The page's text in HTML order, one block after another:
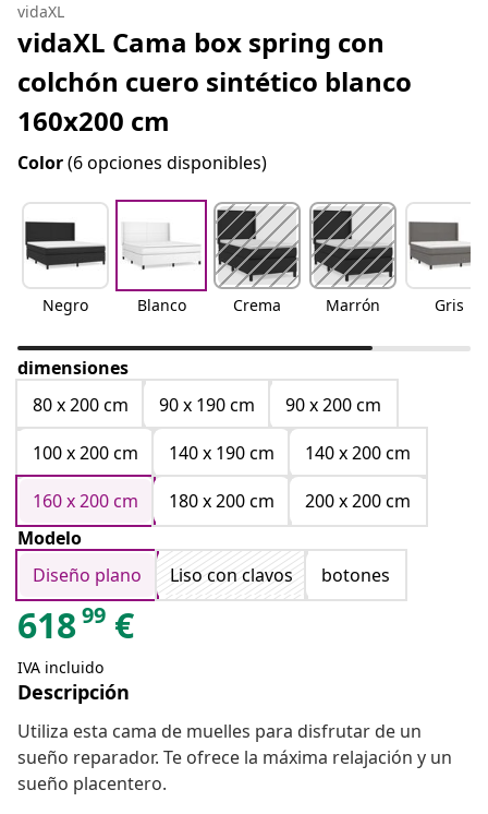
vidaXL
vidaXL Cama box spring con
colchón cuero sintético blanco
160x200 cm
Color(6 opciones disponibles)
Negro Blanco Crema Marrón Gris
dimensiones
80 x 200 cm
90 x 190 cm
90 x 200 cm
100 x 200 cm
140 x 190 cm
140 x 200 cm
160 x 200 cm
180 x 200 cm
200 x 200 cm
Modelo
Diseño plano
Liso con clavos botones
61899 €
IVA incluido
Descripción
Utiliza esta cama de muelles para disfrutar de un
sueño reparador. Te ofrece la máxima relajación y un
sueño placentero.